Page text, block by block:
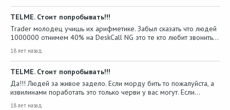
TELME. Стоит попробывать!!!
Trader молодец учишь их арифметике. Забыл сказать что людей
1000000 отнимем 40% на DeskCall NG это те кто любит звонить…
18 лет назад
TELME. Стоит попробывать!!!
Да!!! Людей за живое задело. Если морду бить то пожалуйста, а
извилинами поработать это только черви у вас могут. Если…
18 лет назад